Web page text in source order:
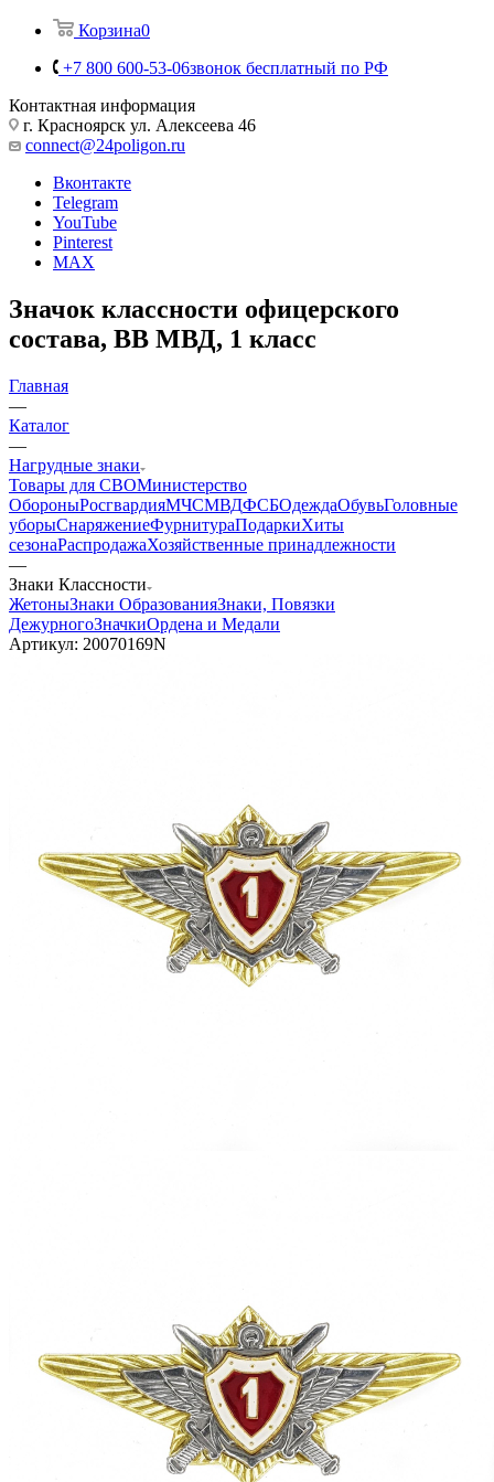
Корзина0
+7 800 600-53-06звонок бесплатный по РФ
Контактная информация
г. Красноярск ул. Алексеева 46
connect@24poligon.ru
Вконтакте
Telegram
YouTube
Pinterest
MAX
Значок классности офицерского
состава, ВВ МВД, 1 класс
Главная
—
Каталог
—
Нагрудные знаки
Товары для СВОМинистерство
ОбороныРосгвардияМЧСМВДФСБОдеждаОбувьГоловные
уборыСнаряжениеФурнитураПодаркиХиты
сезонаРаспродажаХозяйственные принадлежности
—
Знаки Классности
ЖетоныЗнаки ОбразованияЗнаки, Повязки
ДежурногоЗначкиОрдена и Медали
Артикул: 20070169N